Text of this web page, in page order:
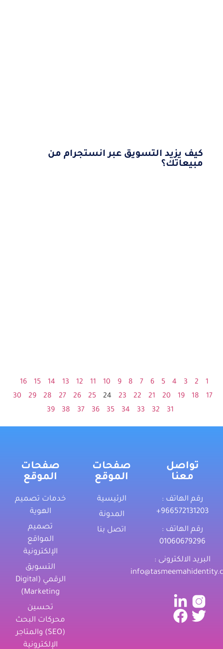
كيف يزيد التسويق عبر انستجرام من
مبيعاتك؟
1
2
3
4
5
6
7
8
9
10
11
12
13
14
15
16
17
18
19
20
21
22
23
24
25
26
27
28
29
30
31
32
33
34
35
36
37
38
39
تواصل
معنا
رقم الهاتف :
‎+966572131203
رقم الهاتف :
01060679296
البريد الالكترونى :
صفحات
الموقع
الرئيسية
المدونة
اتصل بنا
صفحات
الموقع
خدمات تصميم
الهوية
تصميم
المواقع
الإلكترونية
التسويق
الرقمي (Digital
Marketing)
تحسين
محركات البحث
(SEO) والمتاجر
الإلكترونية